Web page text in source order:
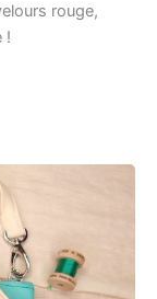
rouge,
!